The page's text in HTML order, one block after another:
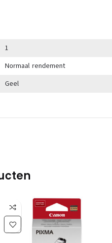
1
Normaal rendement
Geel